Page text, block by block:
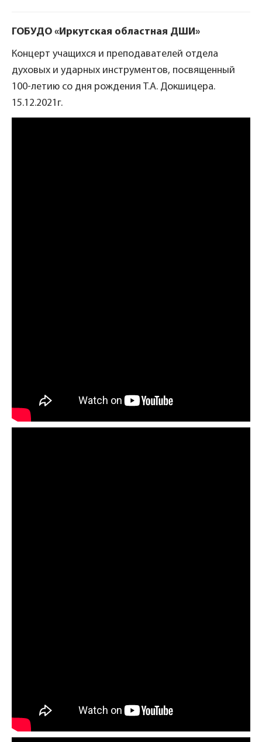
ГОБУДО «Иркутская областная ДШИ»
Концерт учащихся и преподавателей отдела
духовых и ударных инструментов, посвященный
100-летию со дня рождения Т.А. Докшицера.
15.12.2021г.